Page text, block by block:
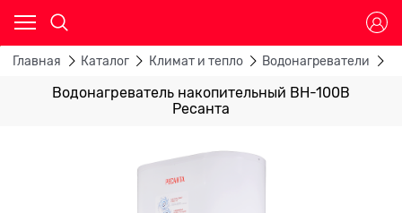
Главная Каталог Климат и тепло Водонагреватели
Водонагреватель накопительный ВН-100В
Ресанта